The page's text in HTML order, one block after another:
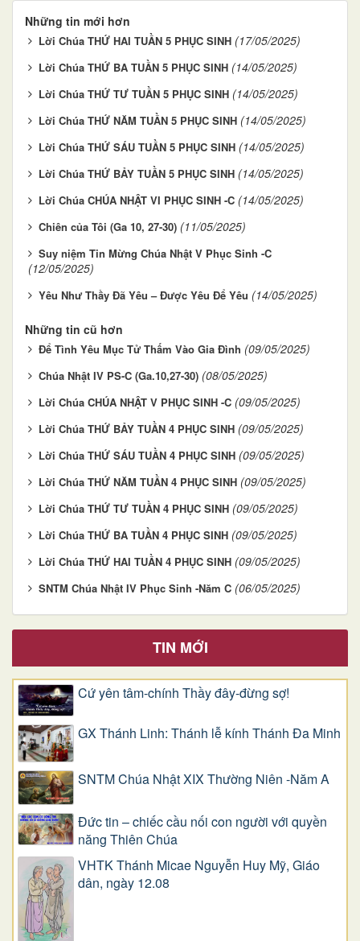
Những tin mới hơn
Lời Chúa THỨ HAI TUẦN 5 PHỤC SINH (17/05/2025)
Lời Chúa THỨ BA TUẦN 5 PHỤC SINH (14/05/2025)
Lời Chúa THỨ TƯ TUẦN 5 PHỤC SINH (14/05/2025)
Lời Chúa THỨ NĂM TUẦN 5 PHỤC SINH (14/05/2025)
Lời Chúa THỨ SÁU TUẦN 5 PHỤC SINH (14/05/2025)
Lời Chúa THỨ BẢY TUẦN 5 PHỤC SINH (14/05/2025)
Lời Chúa CHÚA NHẬT VI PHỤC SINH -C (14/05/2025)
Chiên của Tôi (Ga 10, 27-30) (11/05/2025)
Suy niệm Tin Mừng Chúa Nhật V Phục Sinh -C
(12/05/2025)
Yêu Như Thầy Đã Yêu – Được Yêu Để Yêu (14/05/2025)
Những tin cũ hơn
Để Tình Yêu Mục Tử Thấm Vào Gia Đình (09/05/2025)
Chúa Nhật IV PS-C (Ga.10,27-30) (08/05/2025)
Lời Chúa CHÚA NHẬT V PHỤC SINH -C (09/05/2025)
Lời Chúa THỨ BẢY TUẦN 4 PHỤC SINH (09/05/2025)
Lời Chúa THỨ SÁU TUẦN 4 PHỤC SINH (09/05/2025)
Lời Chúa THỨ NĂM TUẦN 4 PHỤC SINH (09/05/2025)
Lời Chúa THỨ TƯ TUẦN 4 PHỤC SINH (09/05/2025)
Lời Chúa THỨ BA TUẦN 4 PHỤC SINH (09/05/2025)
Lời Chúa THỨ HAI TUẦN 4 PHỤC SINH (09/05/2025)
SNTM Chúa Nhật IV Phục Sinh -Năm C (06/05/2025)
TIN MỚI
Cứ yên tâm-chính Thầy đây-đừng sợ!
GX Thánh Linh: Thánh lễ kính Thánh Đa Minh
SNTM Chúa Nhật XIX Thường Niên -Năm A
Đức tin – chiếc cầu nối con người với quyền
năng Thiên Chúa
VHTK Thánh Micae Nguyễn Huy Mỹ, Giáo
dân, ngày 12.08